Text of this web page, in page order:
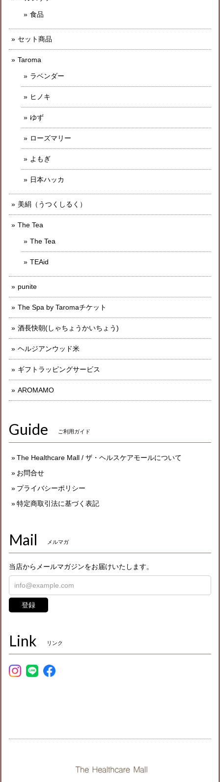
食品
セット商品
Taroma
ラベンダー
ヒノキ
ゆず
ローズマリー
よもぎ
日本ハッカ
美絹（うつくしるく）
The Tea
The Tea
TEAid
punite
The Spa by Taromaチケット
酒長快朝(しゃちょうかいちょう)
ヘルジアンウッド米
ギフトラッピングサービス
AROMAMO
Guide ご利用ガイド
The Healthcare Mall / ザ・ヘルスケアモールについて
お問合せ
プライバシーポリシー
特定商取引法に基づく表記
Mail メルマガ
当店からメールマガジンをお届けいたします。
登録
Link リンク